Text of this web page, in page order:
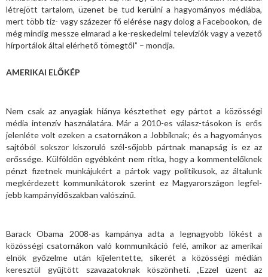
létrejött tartalom, üzenet be tud kerülni a hagyományos médiába,
mert több tíz- vagy százezer fő elérése nagy dolog a Facebookon, de
még mindig messze elmarad a ke-reskedelmi televíziók vagy a vezető
hírportálok által elérhető tömegtől” – mondja.
AMERIKAI ELŐKÉP
Nem csak az anyagiak hiánya késztethet egy pártot a közösségi
média intenzív használatára. Már a 2010-es válasz-tásokon is erős
jelenléte volt ezeken a csatornákon a Jobbiknak; és a hagyományos
sajtóból sokszor kiszoruló szél-sőjobb pártnak manapság is ez az
erőssége. Külföldön egyébként nem ritka, hogy a kommentelőknek
pénzt fizetnek munkájukért a pártok vagy politikusok, az általunk
megkérdezett kommunikátorok szerint ez Magyarországon legfel-
jebb kampányidőszakban valószínű.
Barack Obama 2008-as kampánya adta a legnagyobb lökést a
közösségi csatornákon való kommunikáció felé, amikor az amerikai
elnök győzelme után kijelentette, sikerét a közösségi médián
keresztül gyűjtött szavazatoknak köszönheti. „Ezzel üzent az